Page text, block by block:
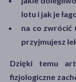
lotu i jak je
na co zwrócić
przyjmujesz
Dzięki temu
fizjologiczne